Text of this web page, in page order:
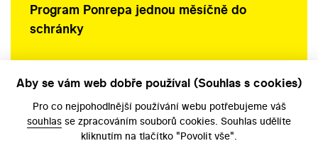
Program Ponrepa jednou měsíčně do
schránky
Aby se vám web dobře používal (Souhlas s cookies)
Pro co nejpohodlnější používání webu potřebujeme váš
souhlas se zpracováním souborů cookies. Souhlas udělíte
kliknutím na tlačítko "Povolit vše".